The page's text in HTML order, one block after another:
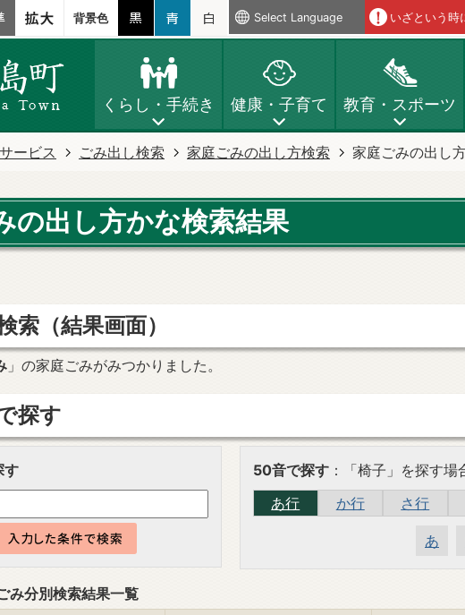
背景色 Select Language いざという時
くらし・手続き 健康・子育て 教育・スポーツ
ービス ごみ出し検索 家庭ごみの出し方検索 家庭ごみの出し
の出し方かな検索結果
索 （結果画面）
」の家庭ごみがみつかりました。
探す
す 50音で探す ：「椅子」を探す
あ行
か行 さ行
あ
み分別検索結果一覧